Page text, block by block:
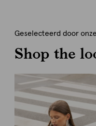
Geselecteerd door
Shop the